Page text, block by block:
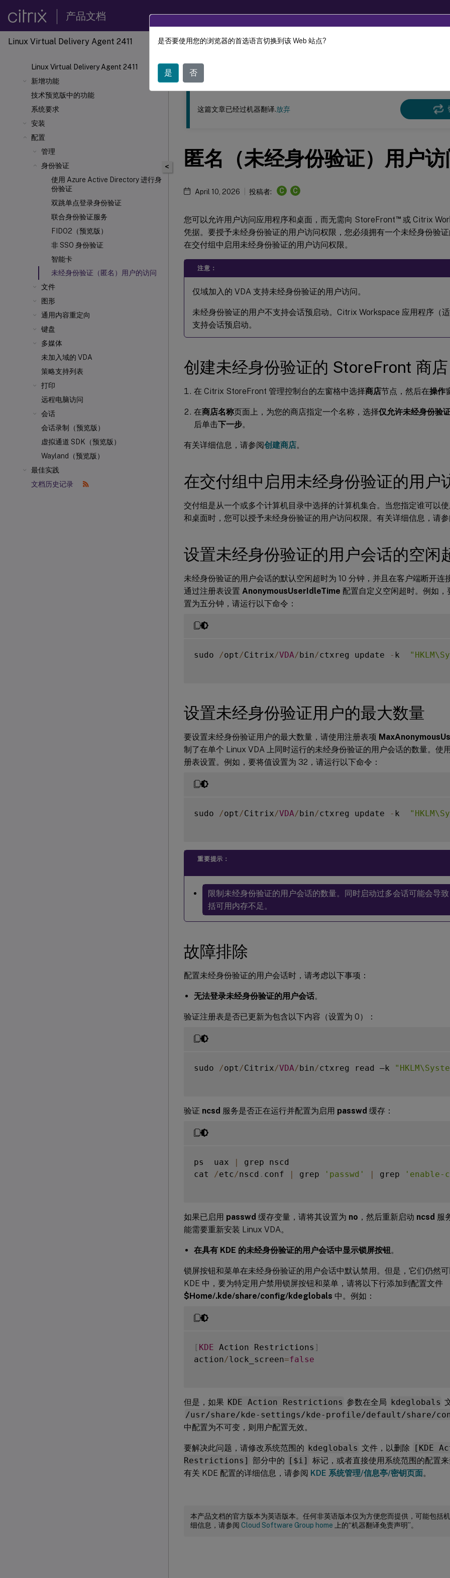
产品文档
Linux Virtual Delivery Agent 2411
Linux Virtual Delivery Agent 2411
新增功能
技术预览版中的功能
系统要求
安装
配置
管理
身份验证
使用 Azure Active Directory 进行身
份验证
双跳单点登录身份验证
联合身份验证服务
FIDO2（预览版）
非 SSO 身份验证
智能卡
未经身份验证（匿名）用户的访问
文件
图形
通用内容重定向
键盘
多媒体
未加入域的 VDA
策略支持列表
打印
远程电脑访问
会话
会话录制（预览版）
虚拟通道 SDK（预览版）
Wayland（预览版）
最佳实践
文档历史记录
此内容已经过机器动态翻译。
<
这篇文章已经过机器翻译.放弃
匿名（未经身份验证）用户访
April 10, 2026 投稿者: C C
您可以允许用户访问应用程序和桌面，而无需向 StoreFront™或 Citrix
凭据。要授予未经身份验证的用户访问权限，您必须拥有一个未经身份验
在交付组中启用未经身份验证的用户访问权限。
注意：
仅域加入的 VDA 支持未经身份验证的用户访问。
未经身份验证的用户不支持会话预启动。Citrix Workspace 应用程序（
支持会话预启动。
创建未经身份验证的 StoreFront 商店
在 Citrix StoreFront 管理控制台的左窗格中选择商店节点，然后在操作
在商店名称页面上，为您的商店指定一个名称，选择仅允许未经身份验
后单击下一步。
有关详细信息，请参阅创建商店。
在交付组中启用未经身份验证的用户
交付组是从一个或多个计算机目录中选择的计算机集合。当您指定谁可以
和桌面时，您可以授予未经身份验证的用户访问权限。有关详细信息，请
设置未经身份验证的用户会话的空闲
未经身份验证的用户会话的默认空闲超时为 10 分钟，并且在客户端断开连
通过注册表设置 AnonymousUserIdleTime 配置自定义空闲超时。例如
置为五分钟，请运行以下命令：
sudo /opt /Citrix/VDA/bin/ctxreg update - k
设置未经身份验证用户的最大数量
要设置未经身份验证用户的最大数量，请使用注册表项
制了在单个 Linux VDA 上同时运行的未经身份验证的用户会话的数量。使用
册表设置。例如，要将值设置为 32，请运行以下命令：
sudo /opt /Citrix/VDA/bin/ctxreg update - k
重要提示：
限制未经身份验证的用户会话的数量。同时启动过多会话可能会导
括可用内存不足。
故障排除
配置未经身份验证的用户会话时，请考虑以下事项：
无法登录未经身份验证的用户会话。
验证注册表是否已更新为包含以下内容（设置为 0）：
sudo /opt /Citrix/VDA/bin/ctxreg read –k
验证 ncsd 服务是否正在运行并配置为启用 passwd 缓存：
ps  uax |
grep nscd
cat
/etc/nscd . conf | grep 'passwd' | grep 'enable-
如果已启用 passwd 缓存变量，请将其设置为 no ，然后重新启动 ncsd 服
能需要重新安装 Linux VDA。
在具有 KDE 的未经身份验证的用户会话中显示锁屏按钮。
锁屏按钮和菜单在未经身份验证的用户会话中默认禁用。但是，它们仍然
KDE 中，要为特定用户禁用锁屏按钮和菜单，请将以下行添加到配置文件
$Home/.kde/share/config/kdeglobals 中。例如：
[ KDE Action Restrictions ]
action/lock_screen=false
但是，如果 KDE Action Restrictions 参数在全局 kdeglobals
/usr/share/kde-settings/kde-profile/default/share/
中配置为不可变，则用户配置无效。
要解决此问题，请修改系统范围的 kdeglobals 文件，以删除
[KDE
Restrictions] 部分中的 [$i]
标记，或者直接使用系统范围的配置来
有关 KDE 配置的详细信息，请参阅 KDE 系统管理/信息亭/密钥页面。
本产品文档的官方版本为英语版本。任何非英语版本仅为方便您而提供，可能包括
细信息，请参阅 Cloud Software Group home 上的“机器翻译免责声明”。
是否要使用您的浏览器的首选语言切换到该 Web 站点?
是 否